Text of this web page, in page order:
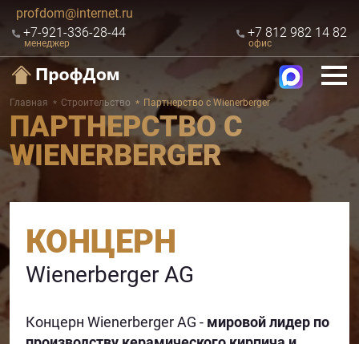
profdom@internet.ru
+7-921-336-28-44
менеджер
+7 812 982 14 82
офис
Главная Строительство Партнерство с Wienerberger
ПАРТНЕРСТВО С
WIENERBERGER
КОНЦЕРН
Wienerberger AG
Концерн Wienerberger AG - мировой лидер по